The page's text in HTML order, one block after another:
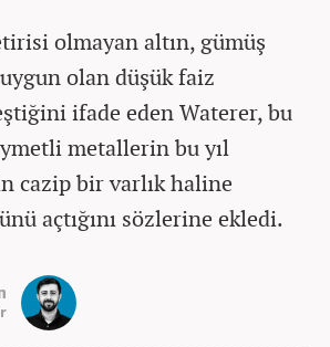
olmayan altın, gümüş
olan düşük faiz
ifade eden Waterer, bu
metallerin bu yıl
cazip bir varlık haline
açtığını sözlerine ekledi.